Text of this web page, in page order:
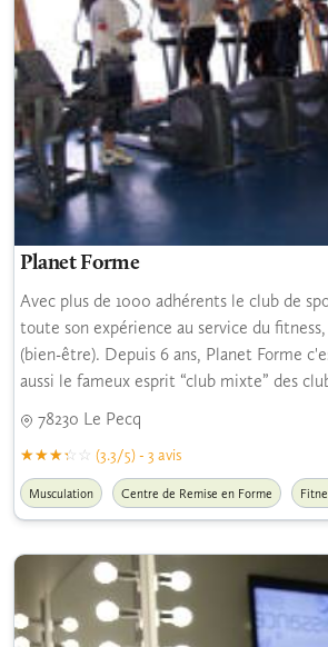
Planet Forme
Avec plus de 1000 adhérents le club de
toute son expérience au service du
(bien-être). Depuis 6 ans, Planet Forme
aussi le fameux esprit “club mixte” des
78230 Le Pecq
(3.3/5) - 3 avis
Musculation Centre de Remise en Forme